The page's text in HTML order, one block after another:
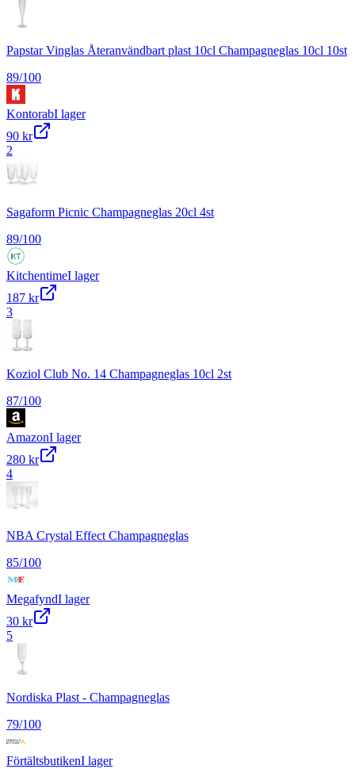
Papstar Vinglas Återanvändbart plast 10cl Champagneglas 10cl 10st
89/100
KontorabI lager
90 kr
2
Sagaform Picnic Champagneglas 20cl 4st
89/100
KitchentimeI lager
187 kr
3
Koziol Club No. 14 Champagneglas 10cl 2st
87/100
AmazonI lager
280 kr
4
NBA Crystal Effect Champagneglas
85/100
MegafyndI lager
30 kr
5
Nordiska Plast - Champagneglas
79/100
FörtältsbutikenI lager